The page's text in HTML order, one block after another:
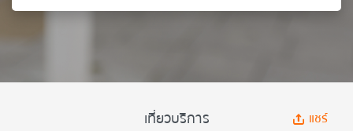
เที่ยวบริการ แชร์